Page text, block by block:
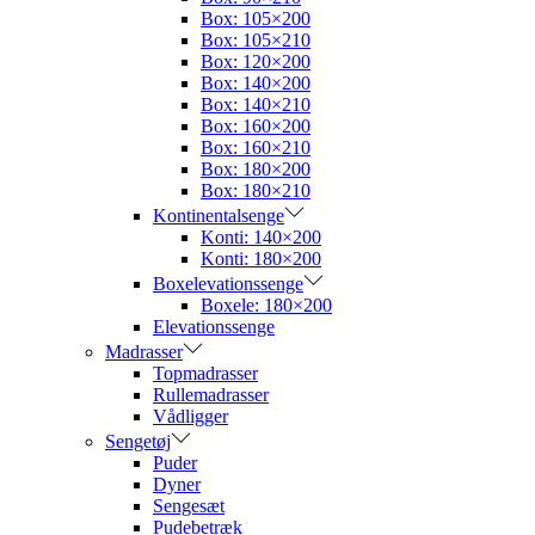
Box: 105×200
Box: 105×210
Box: 120×200
Box: 140×200
Box: 140×210
Box: 160×200
Box: 160×210
Box: 180×200
Box: 180×210
Kontinentalsenge
Konti: 140×200
Konti: 180×200
Boxelevationssenge
Boxele: 180×200
Elevationssenge
Madrasser
Topmadrasser
Rullemadrasser
Vådligger
Sengetøj
Puder
Dyner
Sengesæt
Pudebetræk